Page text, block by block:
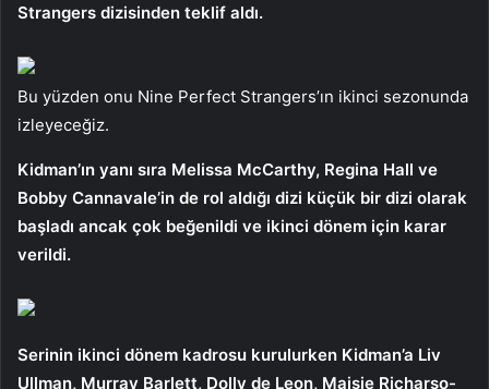
Strangers dizisinden teklif aldı.
Bu yüzden onu Nine Perfect Strangers’ın ikinci sezonunda
izleyeceğiz.
Kidman’ın yanı sıra Melissa McCarthy, Regina Hall ve
Bobby Cannavale’in de rol aldığı dizi küçük bir dizi olarak
başladı ancak çok beğenildi ve ikinci dönem için karar
verildi.
Serinin ikinci dönem kadrosu kurulurken Kidman’a Liv
Ullman, Murray Barlett, Dolly de Leon, Maisie Richarso-